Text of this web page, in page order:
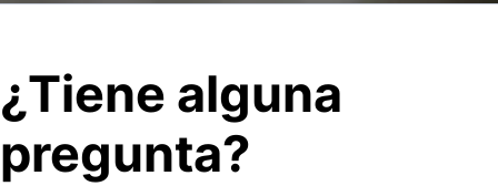
¿Tiene alguna
pregunta?